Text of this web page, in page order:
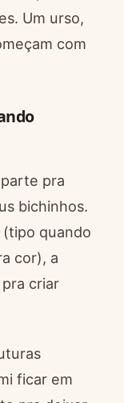
Um urso,
com
pra
bichinhos.
quando
cor), a
criar
ficar em